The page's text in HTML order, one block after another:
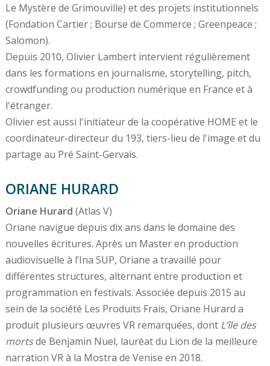
Le Mystère de Grimouville) et des projets institutionnels
(Fondation Cartier ; Bourse de Commerce ; Greenpeace ;
Salomon).
Depuis 2010, Olivier Lambert intervient régulièrement
dans les formations en journalisme, storytelling, pitch,
crowdfunding ou production numérique en France et à
l'étranger.
Olivier est aussi l'initiateur de la coopérative HOME et le
coordinateur-directeur du 193, tiers-lieu de l'image et du
partage au Pré Saint-Gervais.
ORIANE HURARD
Oriane Hurard (Atlas V)
Oriane navigue depuis dix ans dans le domaine des
nouvelles écritures. Après un Master en production
audiovisuelle à l’Ina SUP, Oriane a travaillé pour
différentes structures, alternant entre production et
programmation en festivals. Associée depuis 2015 au
sein de la société Les Produits Frais, Oriane Hurard a
produit plusieurs œuvres VR remarquées, dont L’île des
mortsde Benjamin Nuel, lauréat du Lion de la meilleure
narration VR à la Mostra de Venise en 2018.